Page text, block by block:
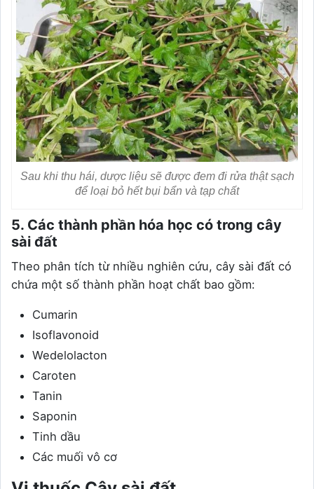
Sau khi thu hái, dược liệu sẽ được đem đi rửa thật sạch
để loại bỏ hết bụi bẩn và tạp chất
5. Các thành phần hóa học có trong cây
sài đất
Theo phân tích từ nhiều nghiên cứu, cây sài đất có
chứa một số thành phần hoạt chất bao gồm:
Cumarin
Isoflavonoid
Wedelolacton
Caroten
Tanin
Saponin
Tinh dầu
Các muối vô cơ